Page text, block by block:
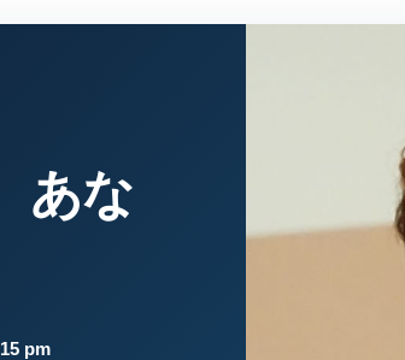
あな
pm